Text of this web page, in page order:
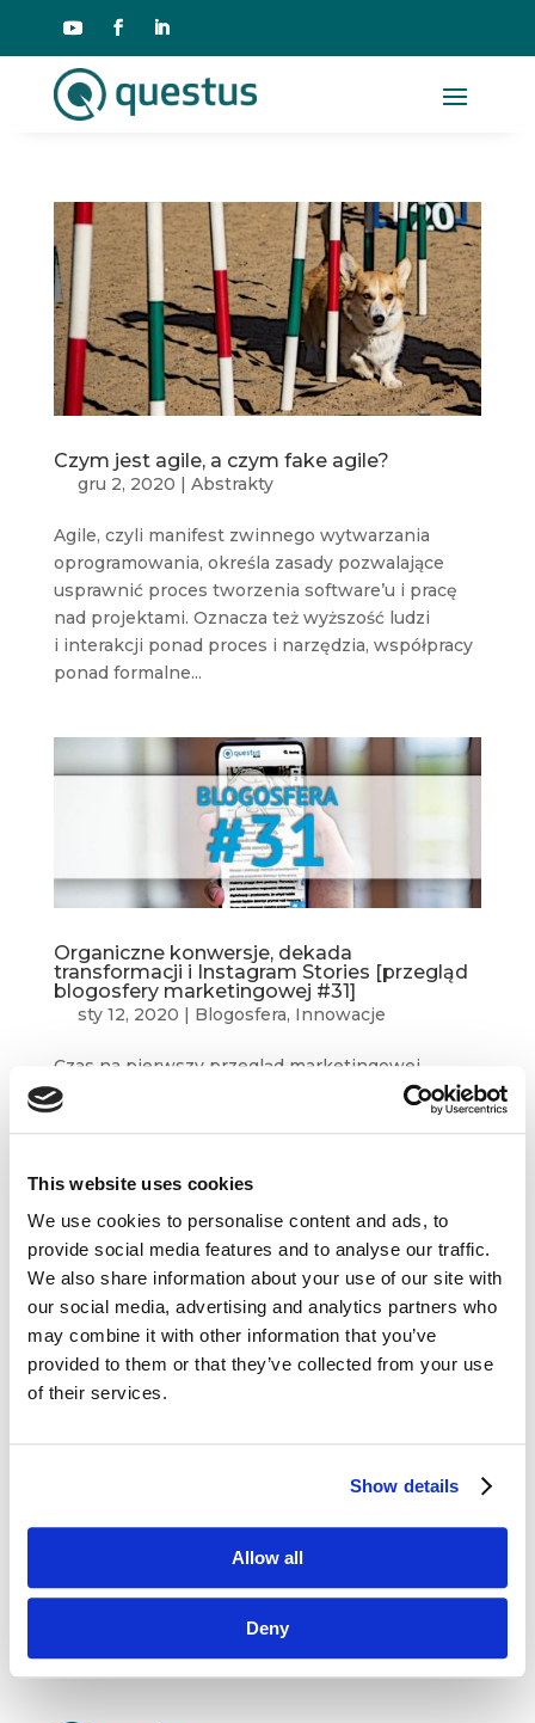
This website uses cookies
We use cookies to personalise content and ads, to
provide social media features and to analyse our traffic.
We also share information about your use of our site with
our social media, advertising and analytics partners who
may combine it with other information that you’ve
provided to them or that they’ve collected from your use
of their services.
Show details
Allow all
Deny
Czym jest agile, a czym fake agile?
gru 2, 2020 | Abstrakty
Agile, czyli manifest zwinnego wytwarzania
oprogramowania, określa zasady pozwalające
usprawnić proces tworzenia software’u i pracę
nad projektami. Oznacza też wyższość ludzi
i interakcji ponad proces i narzędzia, współpracy
ponad formalne...
Organiczne konwersje, dekada
transformacji i Instagram Stories [przegląd
blogosfery marketingowej #31]
sty 12, 2020 Blogosfera, Innowacje
Czas na pierwszy przegląd marketingowej
i biznesowej blogosfery w 2020 roku! Na dobry
początek wyselekcjonowaliśmy dla Was treści
Convince & Convert czy Search Engine Journal....
Dostosuj się albo zgiń
szybki jesteś w d…” („If you’re not fast, you’re
w świecie dynamicznych zmian. Niemniej coraz
rzadziej w ogóle je zauważamy. Płyniemy...